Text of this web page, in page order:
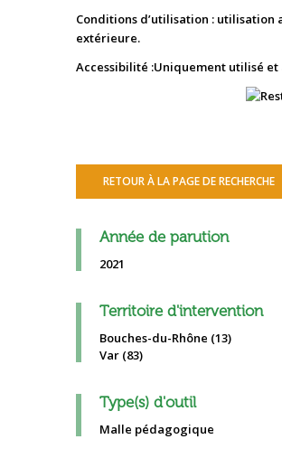
Conditions d’utilisation : utilisation
extérieure.
Accessibilité :Uniquement utilisé
RETOUR À LA PAGE DE RECHERCHE
Année de parution
2021
Territoire d'intervention
Bouches-du-Rhône (13)
Var (83)
Type(s) d'outil
Malle pédagogique